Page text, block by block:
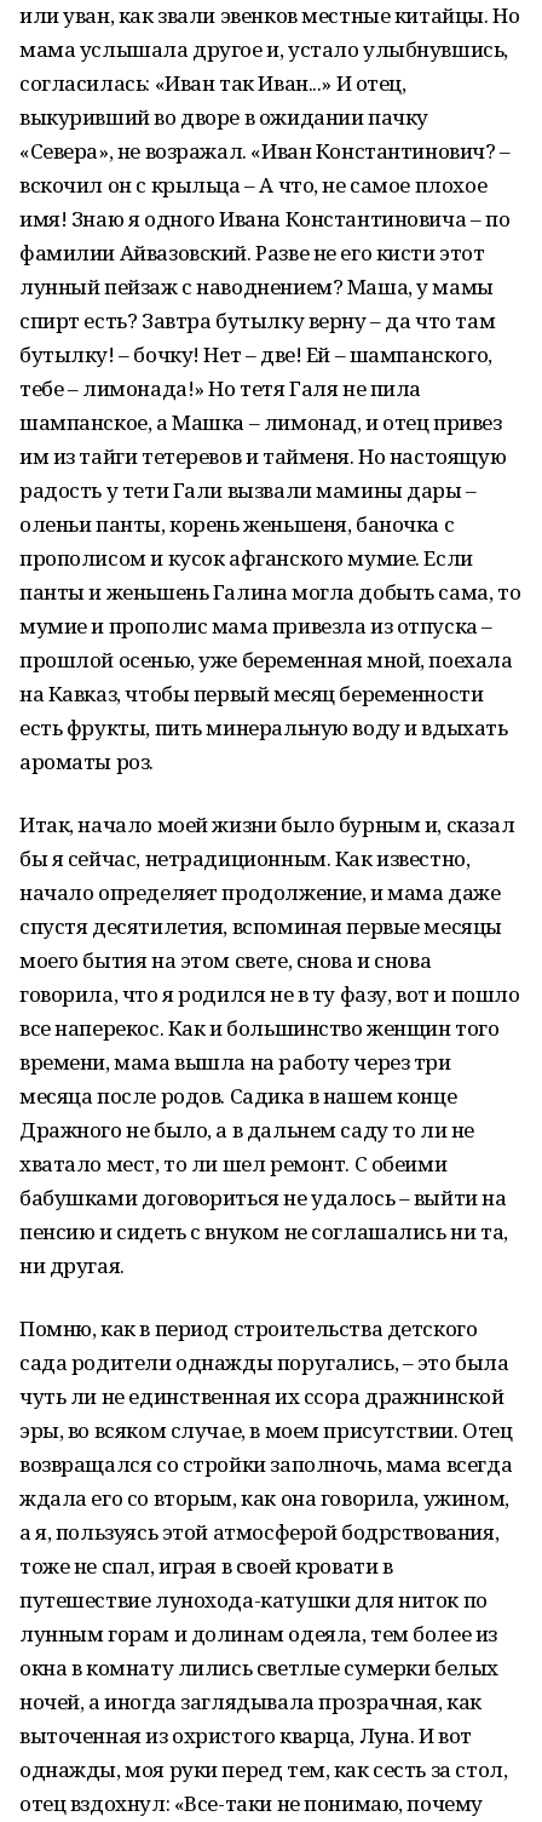
или уван, как звали эвенков местные китайцы. Но
мама услышала другое и, устало улыбнувшись,
согласилась: «Иван так Иван...» И отец,
выкуривший во дворе в ожидании пачку
«Севера», не возражал. «Иван Константинович? –
вскочил он с крыльца – А что, не самое плохое
имя! Знаю я одного Ивана Константиновича – по
фамилии Айвазовский. Разве не его кисти этот
лунный пейзаж с наводнением? Маша, у мамы
спирт есть? Завтра бутылку верну – да что там
бутылку! – бочку! Нет – две! Ей – шампанского,
тебе – лимонада!» Но тетя Галя не пила
шампанское, а Машка – лимонад, и отец привез
им из тайги тетеревов и тайменя. Но настоящую
радость у тети Гали вызвали мамины дары –
оленьи панты, корень женьшеня, баночка с
прополисом и кусок афганского мумие. Если
панты и женьшень Галина могла добыть сама, то
мумие и прополис мама привезла из отпуска –
прошлой осенью, уже беременная мной, поехала
на Кавказ, чтобы первый месяц беременности
есть фрукты, пить минеральную воду и вдыхать
ароматы роз.
Итак, начало моей жизни было бурным и, сказал
бы я сейчас, нетрадиционным. Как известно,
начало определяет продолжение, и мама даже
спустя десятилетия, вспоминая первые месяцы
моего бытия на этом свете, снова и снова
говорила, что я родился не в ту фазу, вот и пошло
все наперекос. Как и большинство женщин того
времени, мама вышла на работу через три
месяца после родов. Садика в нашем конце
Дражного не было, а в дальнем саду то ли не
хватало мест, то ли шел ремонт. С обеими
бабушками договориться не удалось – выйти на
пенсию и сидеть с внуком не соглашались ни та,
ни другая.
Помню, как в период строительства детского
сада родители однажды поругались, – это была
чуть ли не единственная их ссора дражнинской
эры, во всяком случае, в моем присутствии. Отец
возвращался со стройки заполночь, мама всегда
ждала его со вторым, как она говорила, ужином,
а я, пользуясь этой атмосферой бодрствования,
тоже не спал, играя в своей кровати в
путешествие лунохода-катушки для ниток по
лунным горам и долинам одеяла, тем более из
окна в комнату лились светлые сумерки белых
ночей, а иногда заглядывала прозрачная, как
выточенная из охристого кварца, Луна. И вот
однажды, моя руки перед тем, как сесть за стол,
отец вздохнул: «Все-таки не понимаю, почему